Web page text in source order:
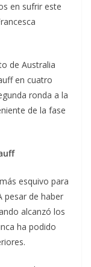
en sufrir este
de Australia
en cuatro
ronda a la
de la fase
esquivo para
pesar de haber
alcanzó los
ha podido